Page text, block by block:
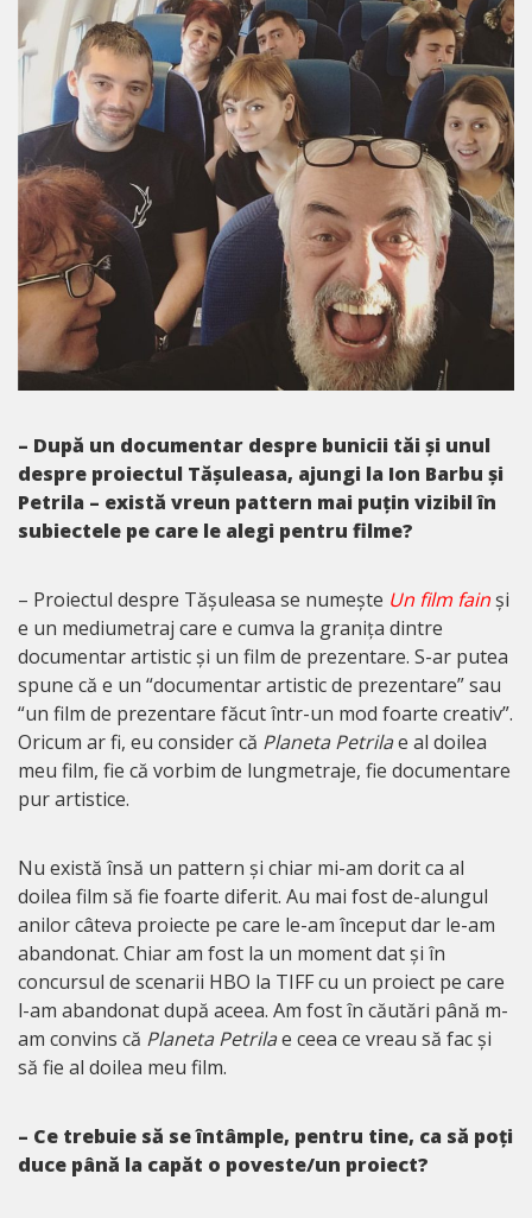
– După un documentar despre bunicii tăi și unul
despre proiectul Tășuleasa, ajungi la Ion Barbu și
Petrila – există vreun pattern mai puțin vizibil în
subiectele pe care le alegi pentru filme?
– Proiectul despre Tășuleasa se numește Un film fainși
e un mediumetraj care e cumva la granița dintre
documentar artistic și un film de prezentare. S-ar putea
spune că e un “documentar artistic de prezentare” sau
“un film de prezentare făcut într-un mod foarte creativ”.
Oricum ar fi, eu consider că Planeta Petrilae al doilea
meu film, fie că vorbim de lungmetraje, fie documentare
pur artistice.
Nu există însă un pattern și chiar mi-am dorit ca al
doilea film să fie foarte diferit. Au mai fost de-alungul
anilor câteva proiecte pe care le-am început dar le-am
abandonat. Chiar am fost la un moment dat și în
concursul de scenarii HBO la TIFF cu un proiect pe care
l-am abandonat după aceea. Am fost în căutări până m-
am convins că Planeta Petrilae ceea ce vreau să fac și
să fie al doilea meu film.
– Ce trebuie să se întâmple, pentru tine, ca să poți
duce până la capăt o poveste/un proiect?